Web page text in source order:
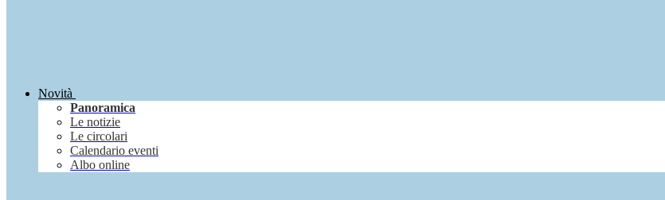
Novità
Panoramica
Le notizie
Le circolari
Calendario eventi
Albo online